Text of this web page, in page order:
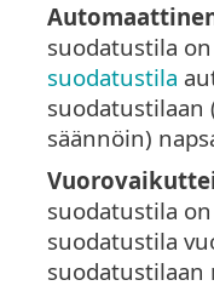
suodatustila on
suodatustila
suodatustilaan
säännöin)
suodatustila on
suodatustila
suodatustilaan